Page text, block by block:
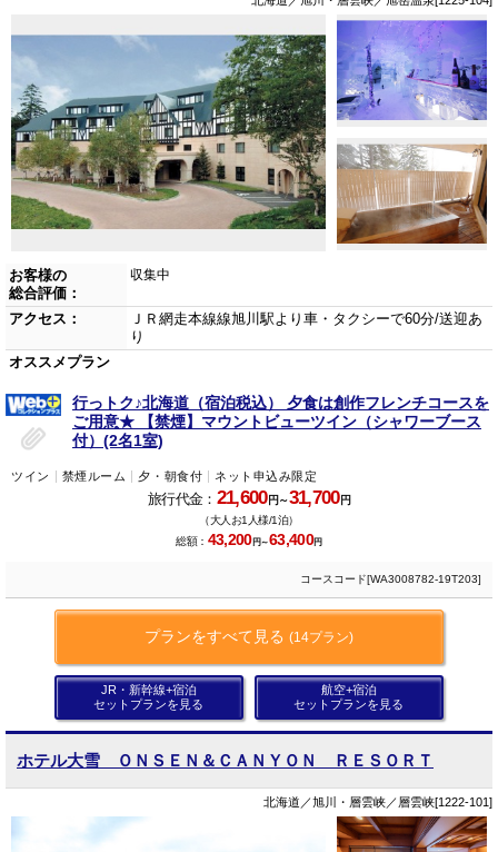
お客様の
総合評価：
収集中
アクセス：
ＪＲ網走本線線旭川駅より車・タクシーで60分/送迎あ
り
オススメプラン
行っトク♪北海道（宿泊税込） 夕食は創作フレンチコースを
ご用意★ 【禁煙】マウントビューツイン（シャワーブース
付）(2名1室)
ツイン 禁煙ルーム 夕・朝食付 ネット申込み限定
旅行代金： 21,600円～31,700円
（大人お1人様/1泊）
総額： 43,200円～63,400円
コースコード[WA3008782-19T203]
プランをすべて見る (14プラン)
JR・新幹線+宿泊
セットプランを見る
航空+宿泊
セットプランを見る
ホテル大雪 ＯＮＳＥＮ＆ＣＡＮＹＯＮ ＲＥＳＯＲＴ
北海道／旭川・層雲峡／層雲峡[1222-101]